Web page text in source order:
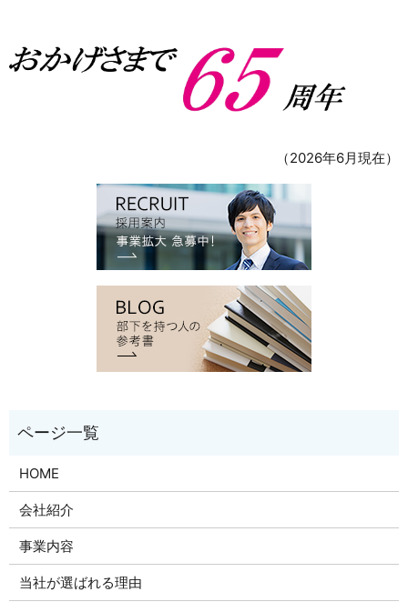
（2026年6月現在）
HOME
会社紹介
事業内容
当社が選ばれる理由